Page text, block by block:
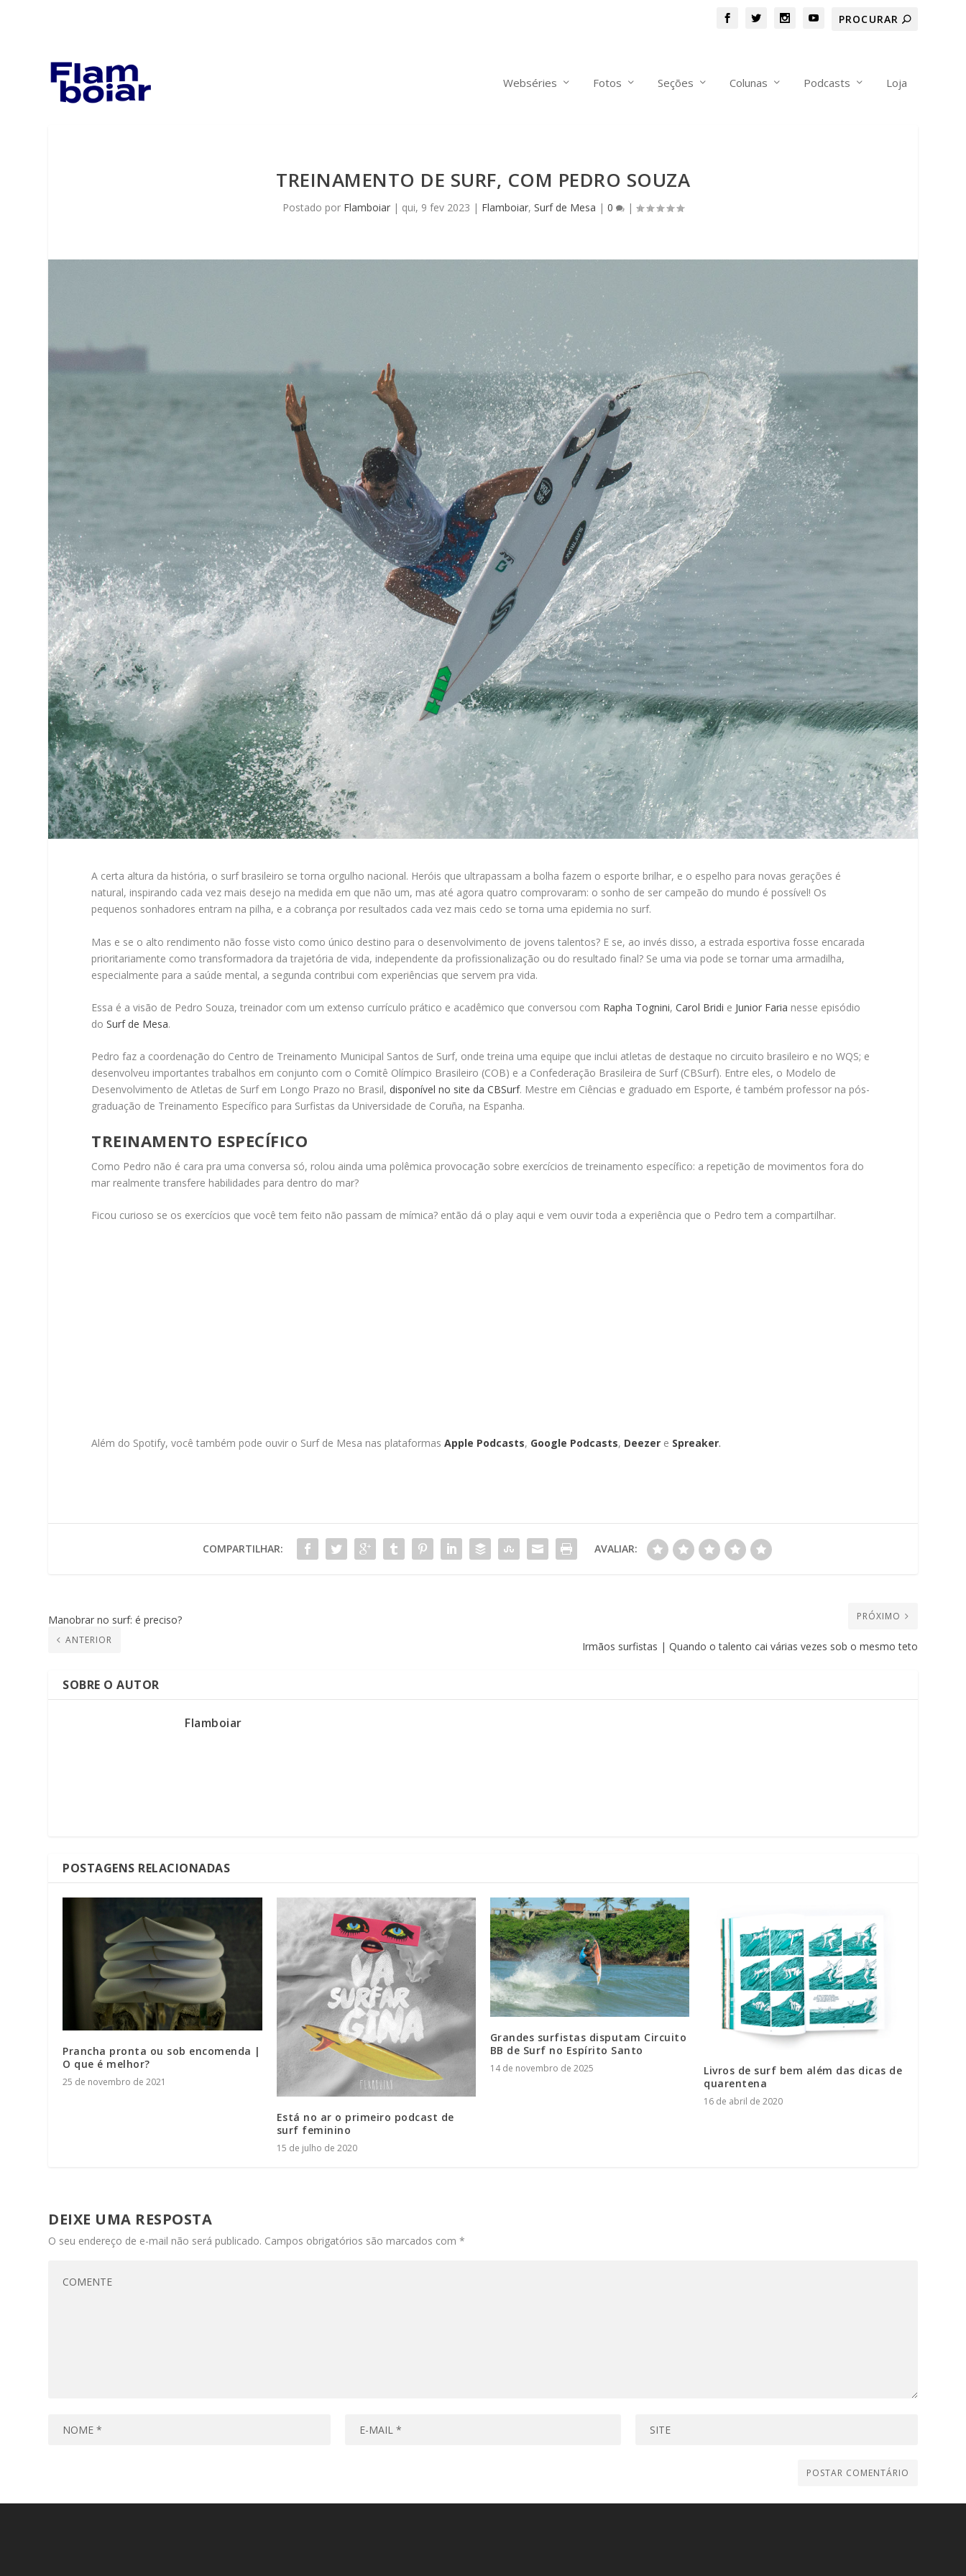
Webséries Fotos Seções Colunas Podcasts Loja
TREINAMENTO DE SURF, COM PEDRO SOUZA
Postado por Flamboiar | qui, 9 fev 2023 | Flamboiar, Surf de Mesa | 0 |
A certa altura da história, o surf brasileiro se torna orgulho nacional. Heróis que ultrapassam a bolha fazem o esporte brilhar, e o espelho para novas gerações é
natural, inspirando cada vez mais desejo na medida em que não um, mas até agora quatro comprovaram: o sonho de ser campeão do mundo é possível! Os
pequenos sonhadores entram na pilha, e a cobrança por resultados cada vez mais cedo se torna uma epidemia no surf.
Mas e se o alto rendimento não fosse visto como único destino para o desenvolvimento de jovens talentos? E se, ao invés disso, a estrada esportiva fosse encarada
prioritariamente como transformadora da trajetória de vida, independente da profissionalização ou do resultado final? Se uma via pode se tornar uma armadilha,
especialmente para a saúde mental, a segunda contribui com experiências que servem pra vida.
Essa é a visão de Pedro Souza, treinador com um extenso currículo prático e acadêmico que conversou com Rapha Tognini,Carol Bridi e Junior Faria nesse episódio
doSurf de Mesa.
Pedro faz a coordenação do Centro de Treinamento Municipal Santos de Surf, onde treina uma equipe que inclui atletas de destaque no circuito brasileiro e no WQS; e
desenvolveu importantes trabalhos em conjunto com o Comitê Olímpico Brasileiro (COB) e a Confederação Brasileira de Surf (CBSurf). Entre eles, o Modelo de
Desenvolvimento de Atletas de Surf em Longo Prazo no Brasil, disponível no site da CBSurf. Mestre em Ciências e graduado em Esporte, é também professor na pós-
graduação de Treinamento Específico para Surfistas da Universidade de Coruña, na Espanha.
TREINAMENTO ESPECÍFICO
Como Pedro não é cara pra uma conversa só, rolou ainda uma polêmica provocação sobre exercícios de treinamento específico: a repetição de movimentos fora do
mar realmente transfere habilidades para dentro do mar?
Ficou curioso se os exercícios que você tem feito não passam de mímica? então dá o play aqui e vem ouvir toda a experiência que o Pedro tem a compartilhar.
Além do Spotify, você também pode ouvir o Surf de Mesa nas plataformasApple Podcasts, Google Podcasts, Deezer e Spreaker.
COMPARTILHAR: AVALIAR:
Manobrar no surf: é preciso?
ANTERIOR
PRÓXIMO
Irmãos surfistas | Quando o talento cai várias vezes sob o mesmo teto
SOBRE O AUTOR
Flamboiar
POSTAGENS RELACIONADAS
Prancha pronta ou sob encomenda |
O que é melhor?
25 de novembro de 2021
Está no ar o primeiro podcast de
surf feminino
15 de julho de 2020
Grandes surfistas disputam Circuito
BB de Surf no Espírito Santo
14 de novembro de 2025
Livros de surf bem além das dicas de
quarentena
16 de abril de 2020
DEIXE UMA RESPOSTA
O seu endereço de e-mail não será publicado. Campos obrigatórios são marcados com*